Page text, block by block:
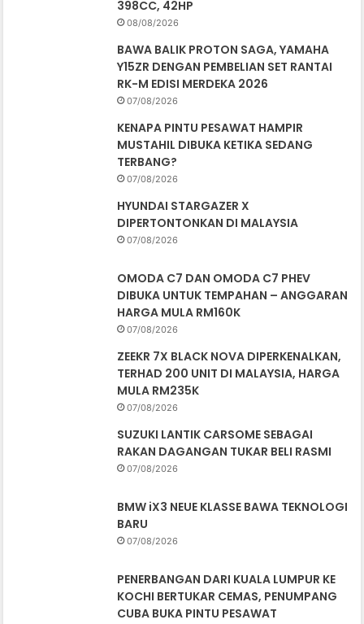
398CC, 42HP
08/08/2026
BAWA BALIK PROTON SAGA, YAMAHA
Y15ZR DENGAN PEMBELIAN SET RANTAI
RK-M EDISI MERDEKA 2026
07/08/2026
KENAPA PINTU PESAWAT HAMPIR
MUSTAHIL DIBUKA KETIKA SEDANG
TERBANG?
07/08/2026
HYUNDAI STARGAZER X
DIPERTONTONKAN DI MALAYSIA
07/08/2026
OMODA C7 DAN OMODA C7 PHEV
DIBUKA UNTUK TEMPAHAN – ANGGARAN
HARGA MULA RM160K
07/08/2026
ZEEKR 7X BLACK NOVA DIPERKENALKAN,
TERHAD 200 UNIT DI MALAYSIA, HARGA
MULA RM235K
07/08/2026
SUZUKI LANTIK CARSOME SEBAGAI
RAKAN DAGANGAN TUKAR BELI RASMI
07/08/2026
BMW iX3 NEUE KLASSE BAWA TEKNOLOGI
BARU
07/08/2026
PENERBANGAN DARI KUALA LUMPUR KE
KOCHI BERTUKAR CEMAS, PENUMPANG
CUBA BUKA PINTU PESAWAT